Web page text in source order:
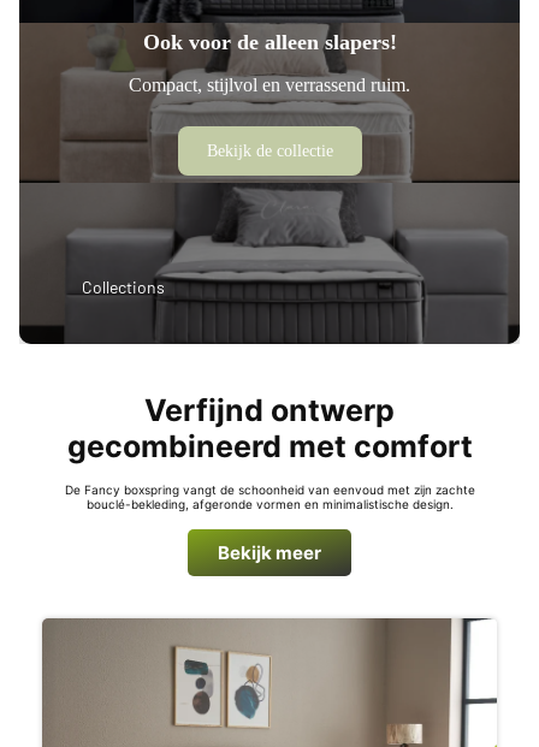
Collections
Ook voor de alleen slapers!
Compact, stijlvol en verrassend ruim.
Bekijk de collectie
Verfijnd ontwerp
gecombineerd met comfort
De Fancy boxspring vangt de schoonheid van eenvoud met zijn zachte
bouclé-bekleding, afgeronde vormen en minimalistische design.
Bekijk meer